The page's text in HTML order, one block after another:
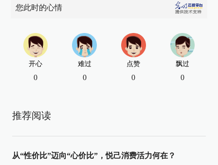
您此时的心情
开心
0
难过
0
点赞
0
飘过
0
推荐阅读
从“性价比”迈向“心价比”，悦己消费活力何在？